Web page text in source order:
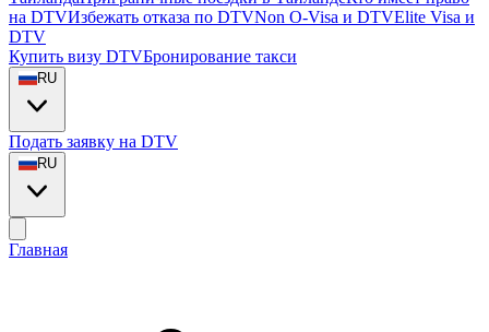
на DTVИзбежать отказа по DTVNon O-Visa и DTVElite Visa и
DTV
Купить визу DTVБронирование такси
RU
Подать заявку на DTV
RU
Главная